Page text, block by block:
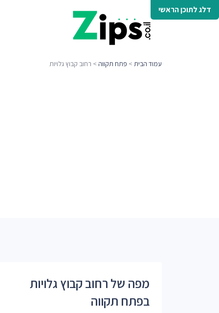
דלג לתוכן הראשי
עמוד הבית > פתח תקווה > רחוב קבוץ גלויות
מפה של רחוב קבוץ גלויות
בפתח תקווה